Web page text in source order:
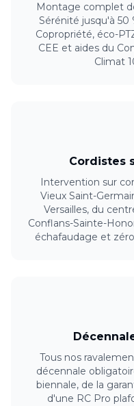
Montage complet
Sérénité jusqu'à 50
Copropriété, éco-
CEE et aides du
Climat
Cordistes
Intervention sur
Vieux Saint-
Versailles, du
Conflans-Sainte-
échafaudage et
Tous nos
décennale
biennale, de la
d'une RC Pro